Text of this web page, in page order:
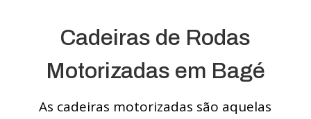
Cadeiras de Rodas
Motorizadas em Bagé
As cadeiras motorizadas são aquelas